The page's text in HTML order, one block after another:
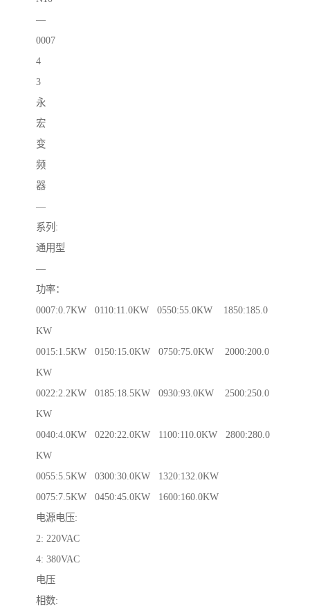
—
0007
4
3
永
宏
变
频
器
—
系列:
通用型
—
功率：
0007:0.7KW 0110:11.0KW 0550:55.0KW 1850:185.0
KW
0015:1.5KW 0150:15.0KW 0750:75.0KW 2000:200.0
KW
0022:2.2KW 0185:18.5KW 0930:93.0KW 2500:250.0
KW
0040:4.0KW 0220:22.0KW 1100:110.0KW 2800:280.0
KW
0055:5.5KW 0300:30.0KW 1320:132.0KW
0075:7.5KW 0450:45.0KW 1600:160.0KW
电源电压:
2: 220VAC
4: 380VAC
电压
相数: